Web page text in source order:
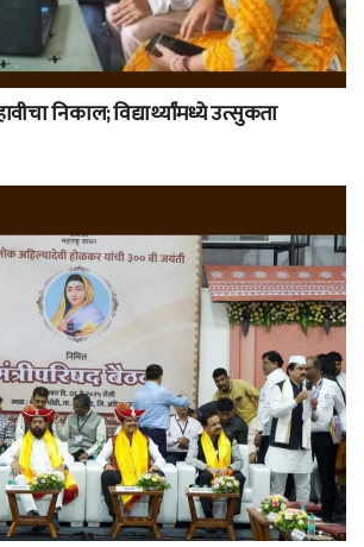
निकाल; विद्यार्थ्यांमध्ये उत्सुकता